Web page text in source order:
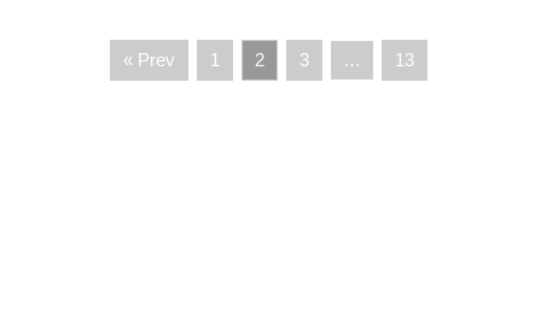
« Prev 1 2 3 … 13